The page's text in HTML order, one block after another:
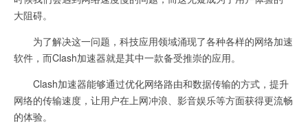
大阻碍。
为了解决这一问题，科技应用领域涌现了各种各样的网络加速
软件，而Clash加速器就是其中一款备受推崇的应用。
Clash加速器能够通过优化网络路由和数据传输的方式，提升
网络的传输速度，让用户在上网冲浪、影音娱乐等方面获得更流畅
的体验。